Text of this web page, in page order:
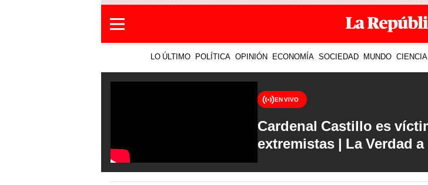
LO ÚLTIMO POLÍTICA OPINIÓN ECONOMÍA SOCIEDAD MUNDO CIENCIA
EN VIVO
Cardenal Castillo es
extremistas | La Verdad